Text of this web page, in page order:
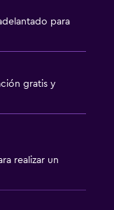
para
gratis y
realizar un